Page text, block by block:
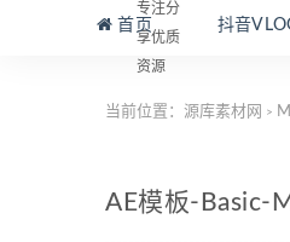
专注分
享优质
资源
首页 抖音
当前位置： 源库素材网 >
AE模板-Basic-